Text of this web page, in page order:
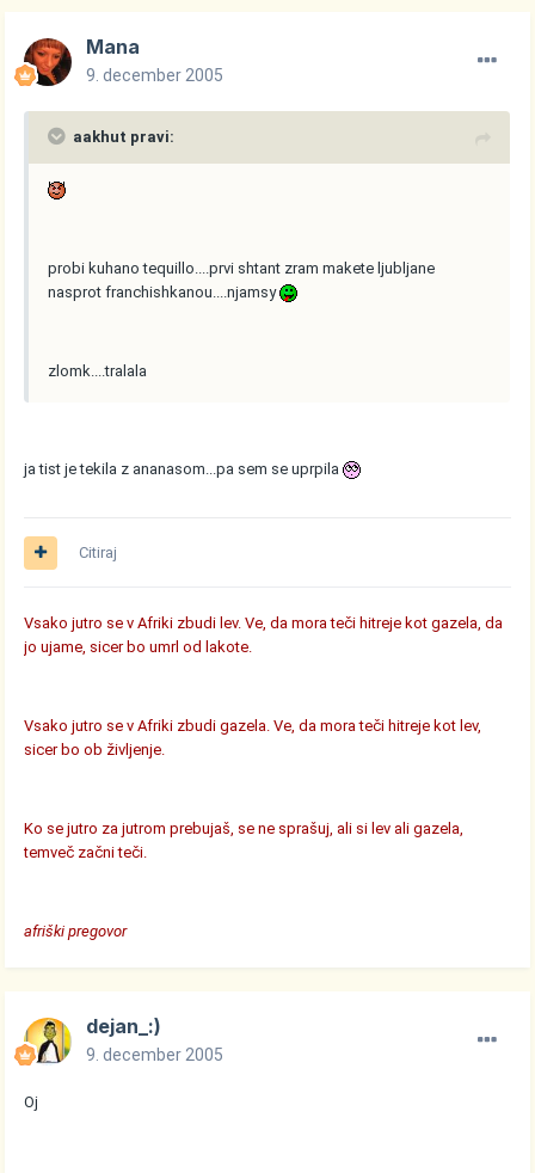
Mana
9. december 2005
aakhut pravi:
probi kuhano tequillo....prvi shtant zram makete ljubljane
nasprot franchishkanou....njamsy
zlomk....tralala
ja tist je tekila z ananasom...pa sem se uprpila
Citiraj
Vsako jutro se v Afriki zbudi lev. Ve, da mora teči hitreje kot gazela, da
jo ujame, sicer bo umrl od lakote.
Vsako jutro se v Afriki zbudi gazela. Ve, da mora teči hitreje kot lev,
sicer bo ob življenje.
Ko se jutro za jutrom prebujaš, se ne sprašuj, ali si lev ali gazela,
temveč začni teči.
afriški pregovor
dejan_:)
9. december 2005
Oj